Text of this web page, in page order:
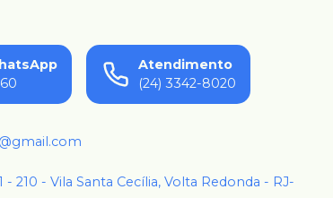
Atendimento
(24) 3342-8020
- 210 - Vila Santa Cecília, Volta Redonda - RJ-